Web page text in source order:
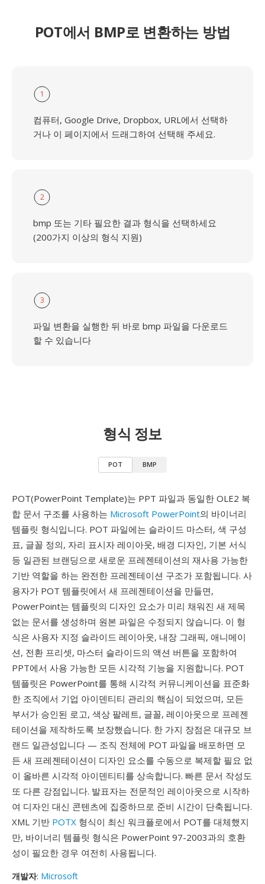
POT에서 BMP로 변환하는 방법
1
컴퓨터, Google Drive, Dropbox, URL에서 선택하
거나 이 페이지에서 드래그하여 선택해 주세요.
2
bmp 또는 기타 필요한 결과 형식을 선택하세요
(200가지 이상의 형식 지원)
3
파일 변환을 실행한 뒤 바로 bmp 파일을 다운로드
할 수 있습니다
형식 정보
POT BMP
POT(PowerPoint Template)는 PPT 파일과 동일한 OLE2 복
합 문서 구조를 사용하는 Microsoft PowerPoint의 바이너리
템플릿 형식입니다. POT 파일에는 슬라이드 마스터, 색 구성
표, 글꼴 정의, 자리 표시자 레이아웃, 배경 디자인, 기본 서식
등 일관된 브랜딩으로 새로운 프레젠테이션의 재사용 가능한
기반 역할을 하는 완전한 프레젠테이션 구조가 포함됩니다. 사
용자가 POT 템플릿에서 새 프레젠테이션을 만들면,
PowerPoint는 템플릿의 디자인 요소가 미리 채워진 새 제목
없는 문서를 생성하며 원본 파일은 수정되지 않습니다. 이 형
식은 사용자 지정 슬라이드 레이아웃, 내장 그래픽, 애니메이
션, 전환 프리셋, 마스터 슬라이드의 액션 버튼을 포함하여
PPT에서 사용 가능한 모든 시각적 기능을 지원합니다. POT
템플릿은 PowerPoint를 통해 시각적 커뮤니케이션을 표준화
한 조직에서 기업 아이덴티티 관리의 핵심이 되었으며, 모든
부서가 승인된 로고, 색상 팔레트, 글꼴, 레이아웃으로 프레젠
테이션을 제작하도록 보장했습니다. 한 가지 장점은 대규모 브
랜드 일관성입니다 — 조직 전체에 POT 파일을 배포하면 모
든 새 프레젠테이션이 디자인 요소를 수동으로 복제할 필요 없
이 올바른 시각적 아이덴티티를 상속합니다. 빠른 문서 작성도
또 다른 강점입니다. 발표자는 전문적인 레이아웃으로 시작하
여 디자인 대신 콘텐츠에 집중하므로 준비 시간이 단축됩니다.
XML 기반 POTX 형식이 최신 워크플로에서 POT를 대체했지
만, 바이너리 템플릿 형식은 PowerPoint 97-2003과의 호환
성이 필요한 경우 여전히 사용됩니다.
개발자: Microsoft